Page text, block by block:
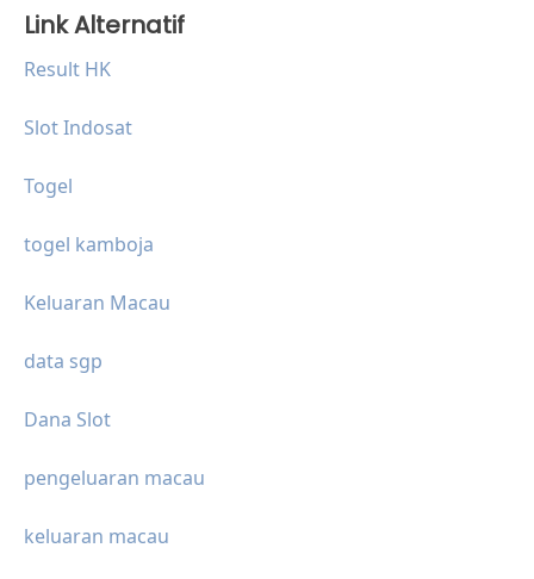
Link Alternatif
Result HK
Slot Indosat
Togel
togel kamboja
Keluaran Macau
data sgp
Dana Slot
pengeluaran macau
keluaran macau